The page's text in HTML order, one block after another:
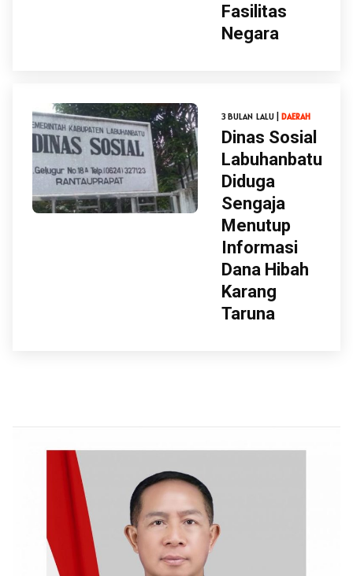
Fasilitas
Negara
3 BULAN LALU | DAERAH
Dinas Sosial
Labuhanbatu
Diduga
Sengaja
Menutup
Informasi
Dana Hibah
Karang
Taruna